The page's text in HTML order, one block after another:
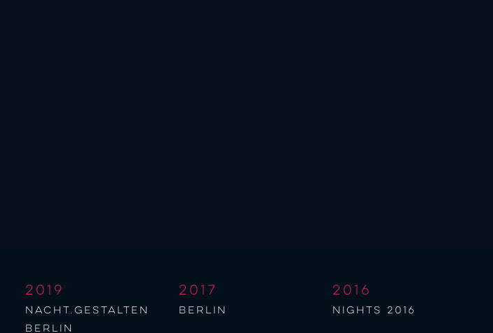
2019
nacht.gestalten
berlin
2017
berlin
2016
NIGHTS 2016